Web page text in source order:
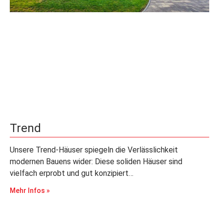
Trend
Unsere Trend-Häuser spiegeln die Verlässlichkeit
modernen Bauens wider: Diese soliden Häuser sind
vielfach erprobt und gut konzipiert…
Mehr Infos »